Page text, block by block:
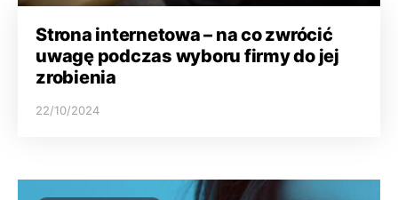
Strona internetowa – na co zwrócić
uwagę podczas wyboru firmy do jej
zrobienia
22/10/2024